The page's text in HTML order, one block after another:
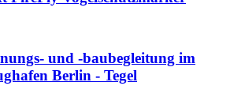
und -baubegleitung im
Berlin - Tegel